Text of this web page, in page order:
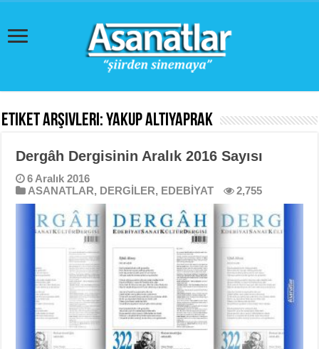
Etiket Arşivleri:Yakup Altıyaprak
Dergâh Dergisinin Aralık 2016 Sayısı
6 Aralık 2016
ASANATLAR, DERGİLER, EDEBİYAT 2,755